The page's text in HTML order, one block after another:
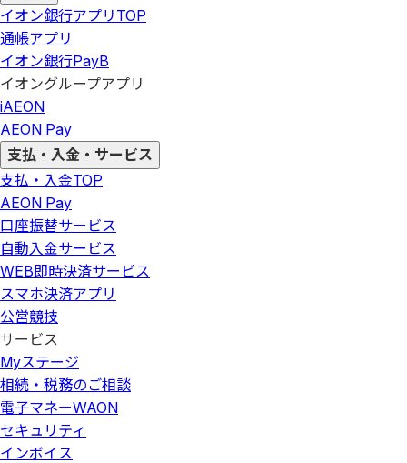
イオン銀行アプリ TOP
通帳アプリ
イオン銀行PayB
イオングループアプリ
iAEON
AEON Pay
支払・入金・サービス
支払・入金TOP
AEON Pay
口座振替サービス
自動入金サービス
WEB即時決済サービス
スマホ決済アプリ
公営競技
サービス
Myステージ
相続・税務のご相談
電子マネーWAON
セキュリティ
インボイス